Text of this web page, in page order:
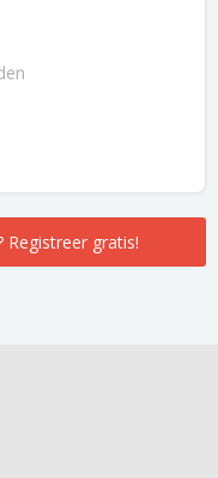
Registreer gratis!